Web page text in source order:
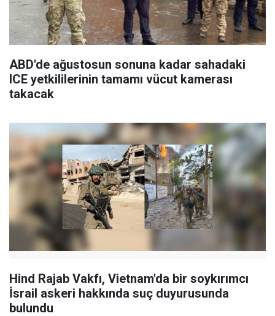
ABD'de ağustosun sonuna kadar sahadaki
ICE yetkililerinin tamamı vücut kamerası
takacak
Hind Rajab Vakfı, Vietnam'da bir soykırımcı
İsrail askeri hakkında suç duyurusunda
bulundu